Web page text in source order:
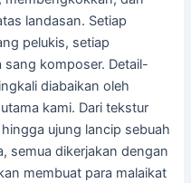
landasan. Setiap
pelukis, setiap
sang komposer. Detail-
diabaikan oleh
kami. Dari tekstur
ujung lancip sebuah
semua dikerjakan dengan
membuat para malaikat